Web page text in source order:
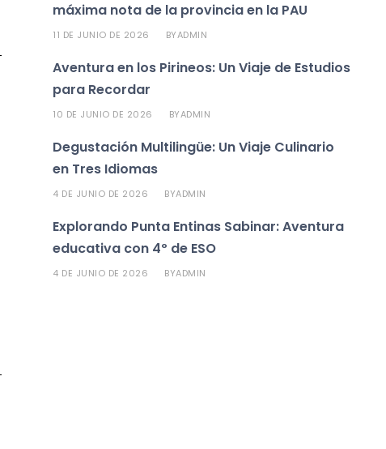
máxima nota de la provincia en la PAU
11 DE JUNIO DE 2026 BYADMIN
Aventura en los Pirineos: Un Viaje de Estudios
para Recordar
10 DE JUNIO DE 2026 BYADMIN
Degustación Multilingüe: Un Viaje Culinario
en Tres Idiomas
4 DE JUNIO DE 2026 BYADMIN
Explorando Punta Entinas Sabinar: Aventura
educativa con 4º de ESO
4 DE JUNIO DE 2026 BYADMIN